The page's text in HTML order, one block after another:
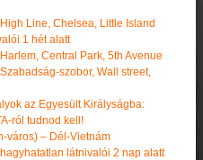
Line, Chelsea, Little Island
1 hét alatt
Central Park, 5th Avenue
szobor, Wall street,
az Egyesült Királyságba:
ról tudnod kell!
város) – Dél-Vietnám
látnivalói 2 nap alatt